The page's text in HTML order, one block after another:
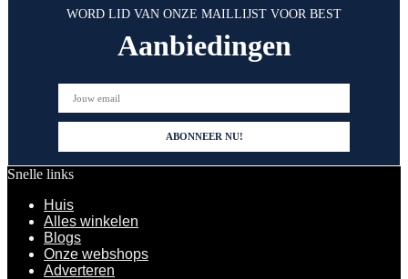
WORD LID VAN ONZE MAILLIJST VOOR BEST
Aanbiedingen
Snelle links
Huis
Alles winkelen
Blogs
Onze webshops
Adverteren